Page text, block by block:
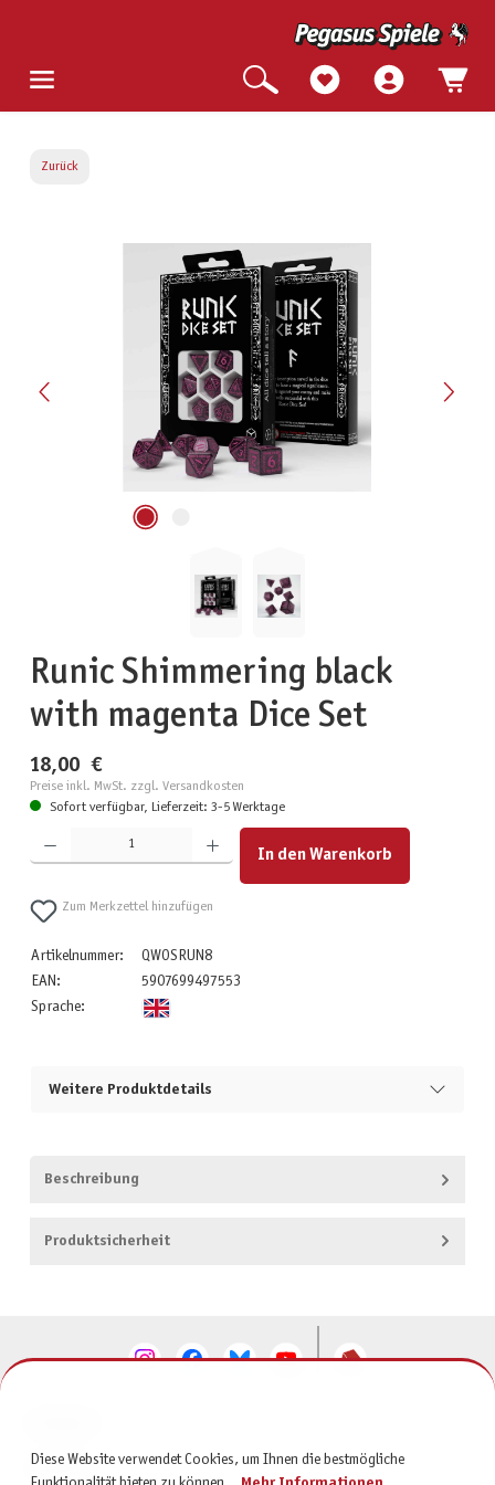
Zurück
Bildergalerie überspringen
Runic Shimmering black
with magenta Dice Set
18,00 €
Preise inkl. MwSt. zzgl. Versandkosten
Sofort verfügbar, Lieferzeit: 3-5 Werktage
Produkt Anzahl: Gib den gewünschten Wert ein oder benutze die Schaltflächen um die Anzahl zu
In den Warenkorb
Zum Merkzettel hinzufügen
Artikelnummer:
QWOSRUN8
EAN:
5907699497553
Sprache:
Weitere Produktdetails
Beschreibung
Produktsicherheit
SERVICE
Diese Website verwendet Cookies, um Ihnen die bestmögliche